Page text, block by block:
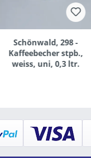
Schönwald, 298 -
Kaffeebecher stpb.,
weiss, uni, 0,3 ltr.